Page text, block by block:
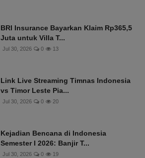
BRI Insurance Bayarkan Klaim Rp365,5
Juta untuk Villa T...
Jul 30, 2026 0 13
Link Live Streaming Timnas Indonesia
vs Timor Leste Pia...
Jul 30, 2026 0 20
Kejadian Bencana di Indonesia
Semester I 2026: Banjir T...
Jul 30, 2026 0 19